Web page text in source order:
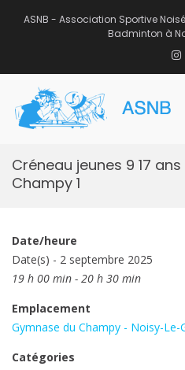
ASNB - Association Sportive
Badminton à
Créneau jeunes 9 17
Champy 1
Date/heure
Date(s) - 2 septembre 2025
19 h 00 min - 20 h 30 min
Emplacement
Gymnase du Champy - Noisy-Le-
Catégories